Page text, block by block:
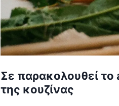
Σε παρακολουθεί
της κουζίνας